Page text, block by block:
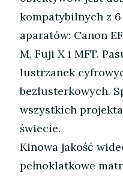
kompatybilnych z
aparatów: Canon
M, Fuji X i MFT.
lustrzanek
bezlusterkowych.
wszystkich
świecie.
Kinowa jakość
pełnoklatkowe